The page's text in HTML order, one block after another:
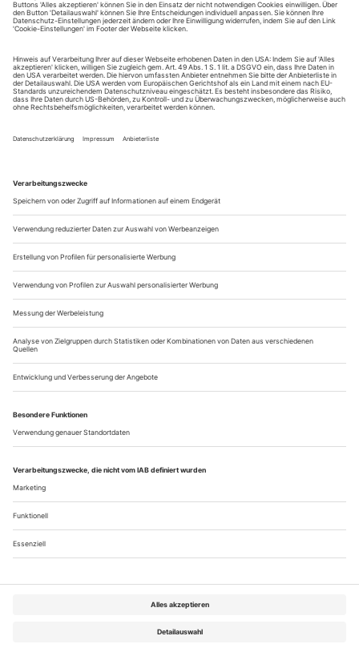
Agnes ist fremd, eine Besucherin in ihrem eigenen Leben,
eingesperrt in Routine wie...
Stein des Anstoßes
Marius von Mayenburgs «Der Stein» an der Berliner Schaubühne,
inszeniert von Ingo Berk
Schon lange fällt auf, dass in der aktuellen
Regel als kurzatmiges Close-up inklusive einer
obligatorischen Prise Inzest verhandelt wird.
Marius von Mayenburg dagegen kümmert sich um eine die
Generationen übergreifende und das Leben einer Familie...
Akt der Verzweiflung
Pläne und Absurditäten der französischen Kulturpolitik
Die Comédie-Française ist das Theater Molières und noch
immer eine von Frankreichs wichtigsten Bühnen: das
«Théâtre français» oder kurz «le Français». Die Comédie-
Française kämpft aber auch nach wie vor gegen einen
verstaubten Ruf. Deklamationstheater,
Beamtenschauspieler, Schnarchkunst – Muriel Mayette,
seit zwei Jahren Intendantin, tut viel dagegen, sei es mit...
Über uns
Mediadaten Datenschutz Impressum AGB